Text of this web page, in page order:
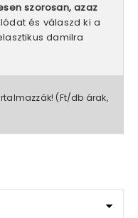
szorosan, azaz
és válaszd ki a
damilra
(Ft/db árak,